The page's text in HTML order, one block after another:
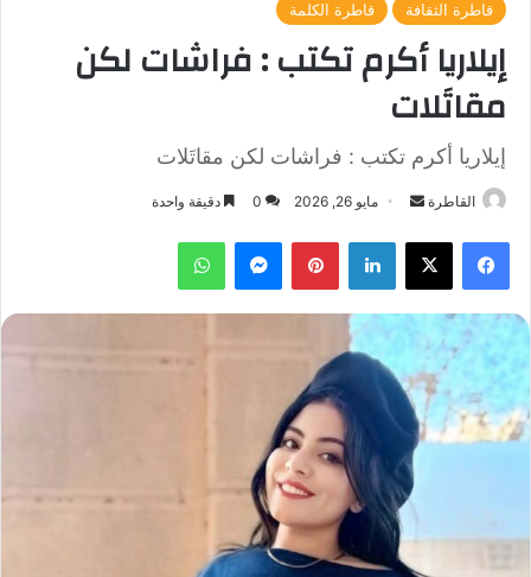
قاطرة الثقافة قاطرة الكلمة
إيلاريا أكرم تكتب : فراشات لكن
مقاتَلات
إيلاريا أكرم تكتب : فراشات لكن مقاتَلات
القاطرة
أرسل
إلكترونيا
مايو 26, 2026 0 دقيقة واحدة
فيسبوك ‫X لينكدإن بينتيريستماسنجر واتساب